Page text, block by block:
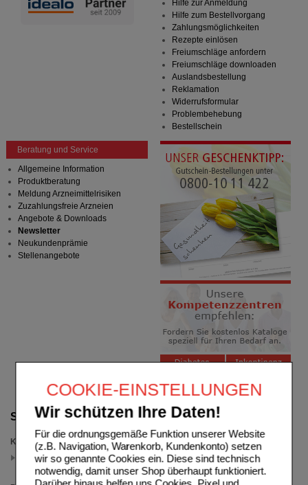
COOKIE-EINSTELLUNGEN
Wir schützen Ihre Daten!
Für die ordnungsgemäße Funktion unserer Website
(z.B. Navigation, Warenkorb, Kundenkonto) setzen
wir so genannte Cookies ein. Diese sind technisch
notwendig, damit unser Shop überhaupt funktioniert.
Suche verfeinern
Kategorien
Knochen & Gelenke
(auswahl entfernen)
Hilfe zur Anmeldung
Hilfe zum Bestellvorgang
Zahlungsmöglichkeiten
Rezepte einlösen
Freiumschläge anfordern
Freiumschläge downloaden
Auslandsbestellung
Reklamation
Widerrufsformular
Problembehebung
Bestellschein
Beratung und Service
Allgemeine Information
Produktberatung
Meldung Arzneimittelrisiken
Zuzahlungsfreie Arzneien
Angebote & Downloads
Newsletter
Neukundenprämie
Stellenangebote